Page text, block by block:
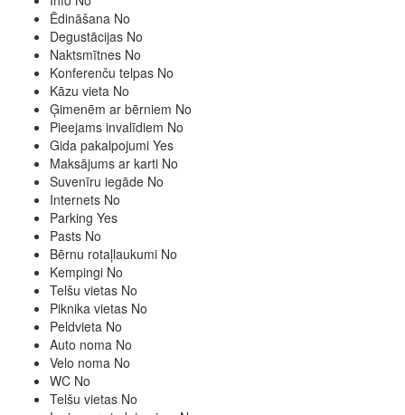
Ēdināšana No
Degustācijas No
Naktsmītnes No
Konferenču telpas No
Kāzu vieta No
Ģimenēm ar bērniem No
Pieejams invalīdiem No
Gida pakalpojumi Yes
Maksājums ar karti No
Suvenīru iegāde No
Internets No
Parking Yes
Pasts No
Bērnu rotaļlaukumi No
Kempingi No
Telšu vietas No
Piknika vietas No
Peldvieta No
Auto noma No
Velo noma No
WC No
Telšu vietas No